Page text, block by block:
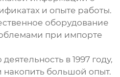
и опыте работы.
оборудование
при импорте
в 1997 году,
накопить большой опыт.